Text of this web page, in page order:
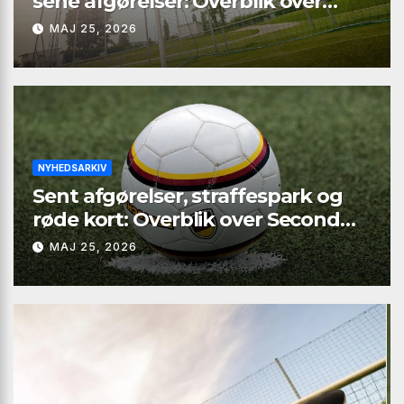
Second League – Group 4, runde 9
MAJ 25, 2026
NYHEDSARKIV
Sent afgørelser, straffespark og
røde kort: Overblik over Second
League – Group 2, runde 9
MAJ 25, 2026